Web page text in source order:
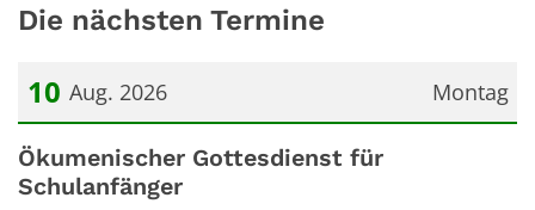
Die nächsten Termine
Montag
10 Aug. 2026
Datum: 10. August 2026
Ökumenischer Gottesdienst für
Schulanfänger